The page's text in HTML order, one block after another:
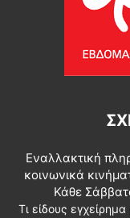
Εναλλακτική
κοινωνικά
Κάθε
Τι είδους